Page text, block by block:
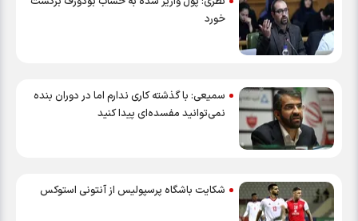
خورد
سمیعی: با گذشته کاری ندارم اما در دوران بنده
نمی‌توانید مفسده‌ای پیدا کنید
شکایت باشگاه پرسپولیس از آنتونی استوکس